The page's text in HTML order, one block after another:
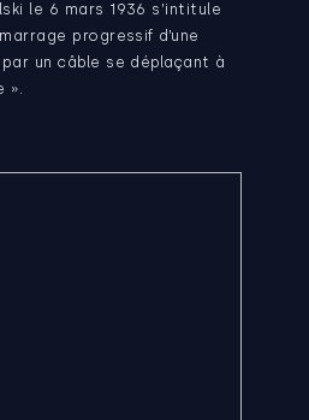
le 6 mars 1936 s’intitule
progressif d’une
un câble se déplaçant à
».